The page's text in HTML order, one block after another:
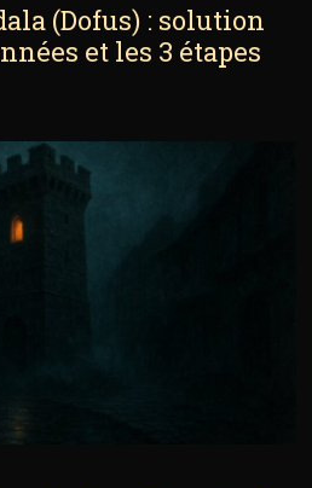
(Dofus) : solution
et les 3 étapes